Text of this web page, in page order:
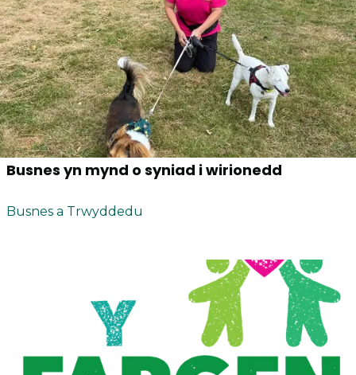
Busnes yn mynd o syniad i wirionedd
Busnes a Trwyddedu